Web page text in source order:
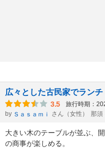
広々とした古民家でランチ
3.5 旅行時期：
by Ｓａｓａｍｉ さん（女性） 那須
大きい木のテーブルが並ぶ、
の商事が楽しめる。